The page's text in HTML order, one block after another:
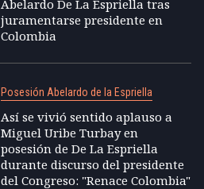
Abelardo De La Espriella tras
juramentarse presidente en
Colombia
Posesión Abelardo de la Espriella
Así se vivió sentido aplauso a
Miguel Uribe Turbay en
posesión de De La Espriella
durante discurso del presidente
del Congreso: "Renace Colombia"